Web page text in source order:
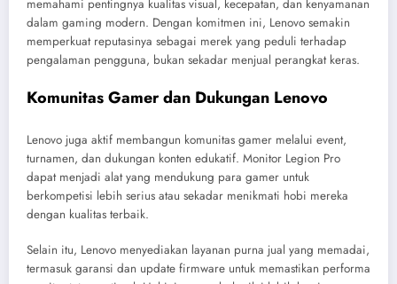
memahami pentingnya kualitas visual, kecepatan, dan kenyamanan
dalam gaming modern. Dengan komitmen ini, Lenovo semakin
memperkuat reputasinya sebagai merek yang peduli terhadap
pengalaman pengguna, bukan sekadar menjual perangkat keras.
Komunitas Gamer dan Dukungan Lenovo
Lenovo juga aktif membangun komunitas gamer melalui event,
turnamen, dan dukungan konten edukatif. Monitor Legion Pro
dapat menjadi alat yang mendukung para gamer untuk
berkompetisi lebih serius atau sekadar menikmati hobi mereka
dengan kualitas terbaik.
Selain itu, Lenovo menyediakan layanan purna jual yang memadai,
termasuk garansi dan update firmware untuk memastikan performa